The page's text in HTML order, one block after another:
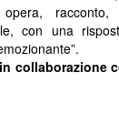
opera,
con una
collaborazione